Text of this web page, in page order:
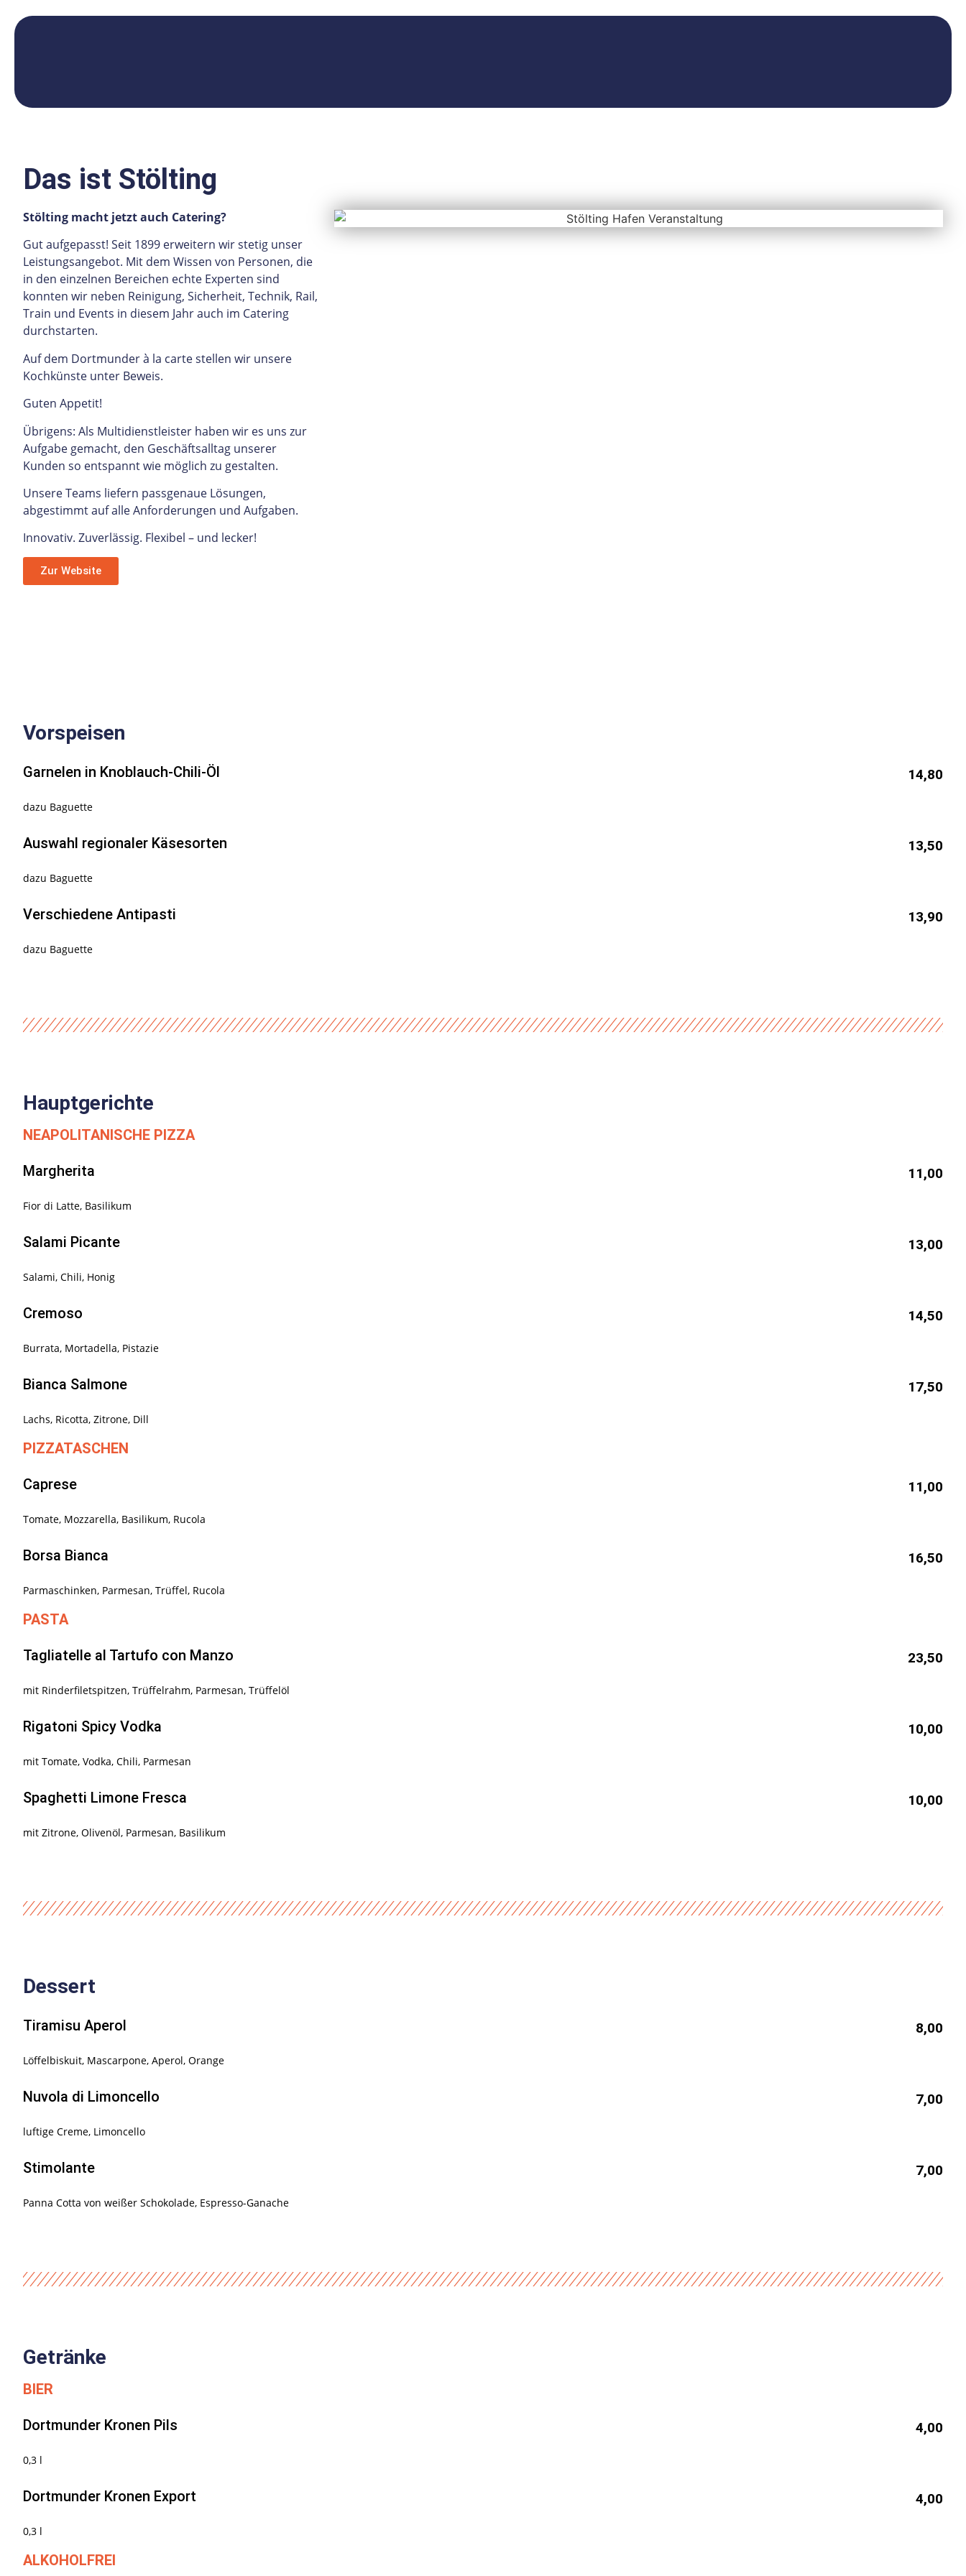
Das ist Stölting
Stölting macht jetzt auch Catering?
Gut aufgepasst! Seit 1899 erweitern wir stetig unser
Leistungsangebot. Mit dem Wissen von Personen, die
in den einzelnen Bereichen echte Experten sind
konnten wir neben Reinigung, Sicherheit, Technik, Rail,
Train und Events in diesem Jahr auch im Catering
durchstarten.
Auf dem Dortmunder à la carte stellen wir unsere
Kochkünste unter Beweis.
Guten Appetit!
Übrigens: Als Multidienstleister haben wir es uns zur
Aufgabe gemacht, den Geschäftsalltag unserer
Kunden so entspannt wie möglich zu gestalten.
Unsere Teams liefern passgenaue Lösungen,
abgestimmt auf alleAnforderungen und Aufgaben.
Innovativ. Zuverlässig. Flexibel – und lecker!
Zur Website
Vorspeisen
Garnelen in Knoblauch-Chili-Öl 14,80
dazu Baguette
Auswahl regionaler Käsesorten 13,50
dazu Baguette
Verschiedene Antipasti 13,90
dazu Baguette
Hauptgerichte
NEAPOLITANISCHE PIZZA
Margherita 11,00
Fior di Latte, Basilikum
Salami Picante 13,00
Salami, Chili, Honig
Cremoso 14,50
Burrata, Mortadella, Pistazie
Bianca Salmone 17,50
Lachs, Ricotta, Zitrone, Dill
PIZZATASCHEN
Caprese 11,00
Tomate, Mozzarella, Basilikum, Rucola
Borsa Bianca 16,50
Parmaschinken, Parmesan, Trüffel, Rucola
PASTA
Tagliatelle al Tartufo con Manzo 23,50
mit Rinderfiletspitzen, Trüffelrahm, Parmesan, Trüffelöl
Rigatoni Spicy Vodka 10,00
mit Tomate, Vodka, Chili, Parmesan
Spaghetti Limone Fresca 10,00
mit Zitrone, Olivenöl, Parmesan, Basilikum
Dessert
Tiramisu Aperol 8,00
Löffelbiskuit, Mascarpone, Aperol, Orange
Nuvola di Limoncello 7,00
luftige Creme, Limoncello
Stimolante 7,00
Panna Cotta von weißer Schokolade, Espresso-Ganache
Getränke
BIER
Dortmunder Kronen Pils 4,00
0,3 l
Dortmunder Kronen Export 4,00
0,3 l
ALKOHOLFREI